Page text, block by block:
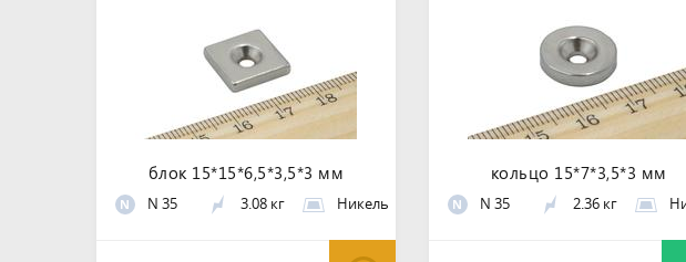
блок 15*15*6,5*3,5*3 мм
N N 35 3.08 кг Никель
кольцо 15*7*3,5*3 мм
N N 35 2.36 кг